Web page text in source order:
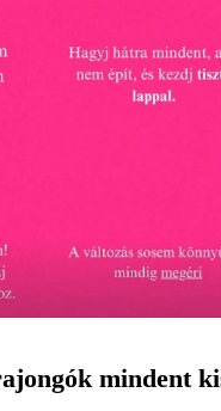
mindent